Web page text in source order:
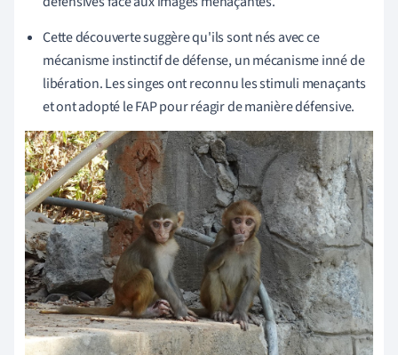
Cette découverte suggère qu'ils sont nés avec ce
mécanisme instinctif de défense, un mécanisme inné de
libération. Les singes ont reconnu les stimuli menaçants
et ont adopté le FAP pour réagir de manière défensive.